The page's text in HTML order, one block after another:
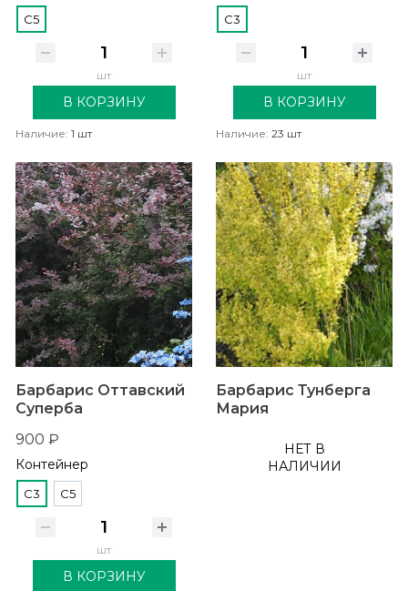
C5
шт
В КОРЗИНУ
Наличие: 1 шт
C3
шт
В КОРЗИНУ
Наличие: 23 шт
Барбарис Оттавский
Суперба
900 ₽
Контейнер
C3 C5
шт
В КОРЗИНУ
Барбарис Тунберга
Мария
НЕТ В
НАЛИЧИИ